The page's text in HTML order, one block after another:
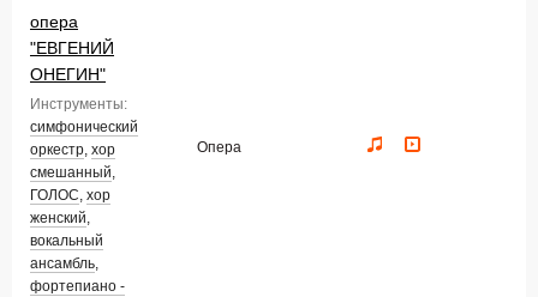
опера
"ЕВГЕНИЙ
ОНЕГИН"
Инструменты:
симфонический
оркестр, хор
смешанный,
ГОЛОС, хор
женский,
вокальный
ансамбль,
фортепиано -
Опера